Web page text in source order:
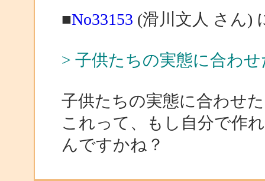
■No33153 (滑川文人 さん)
> 子供たちの実態に合わ
子供たちの実態に合わせ
これって、もし自分で作
んですかね？